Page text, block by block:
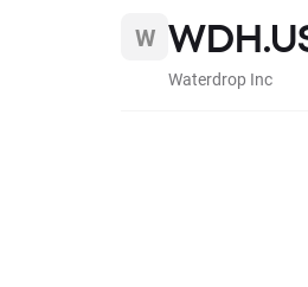
Waterdrop Inc